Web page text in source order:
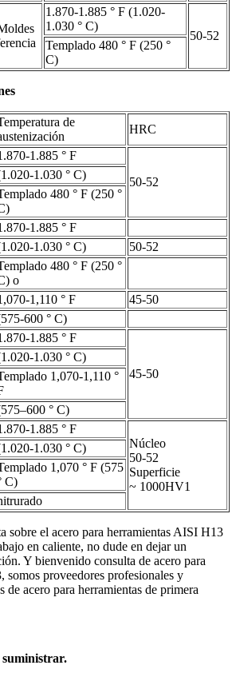
1.870-1.885 ° F (1.020-
1.030 ° C)
50-52
Templado 480 ° F (250 °
C)
de
HRC
1.885 ° F
50-52
1.030 ° C)
480 ° F (250 °
1.885 ° F
1.030 ° C)
50-52
480 ° F (250 °
o
1,110 ° F
45-50
600 ° C)
1.885 ° F
45-50
1.030 ° C)
1,070-1,110 °
° C)
1.885 ° F
Núcleo
50-52
Superficie
~ 1000HV1
1.030 ° C)
1,070 ° F (575
C)
sobre el acero para herramientas AISI H13
en caliente, no dude en dejar un
Y bienvenido consulta de acero para
somos proveedores profesionales y
de acero para herramientas de primera
suministrar.